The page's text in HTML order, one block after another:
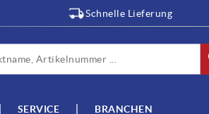
Schnelle Lieferung
SERVICE BRANCHEN